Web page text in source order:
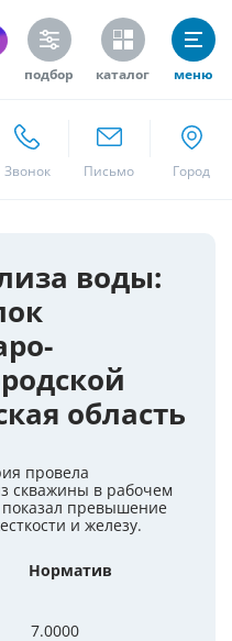
подбор каталог меню
воды:
область
провела
скважины в рабочем
превышение
и железу.
Норматив
7.0000